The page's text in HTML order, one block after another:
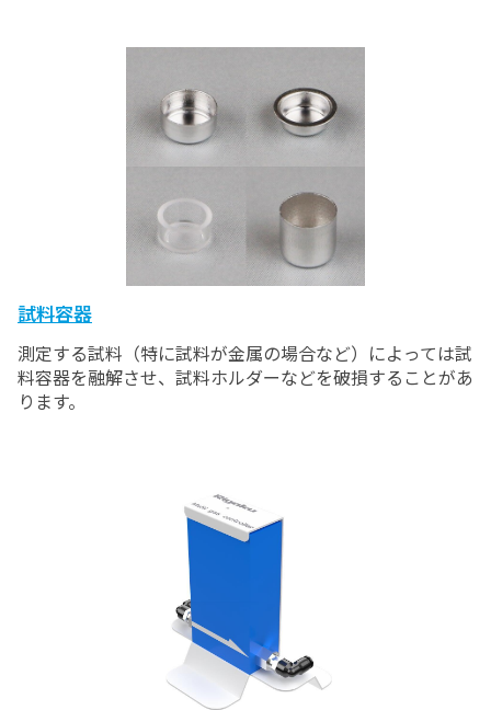
試料容器
測定する試料（特に試料が金属の場合など）によっては試
料容器を融解させ、試料ホルダーなどを破損することがあ
ります。